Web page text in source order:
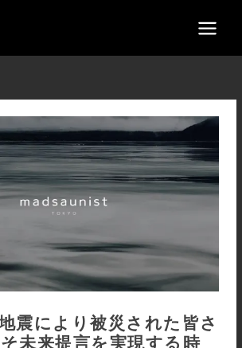
地震により被災された皆さ
未来提言を実現する時